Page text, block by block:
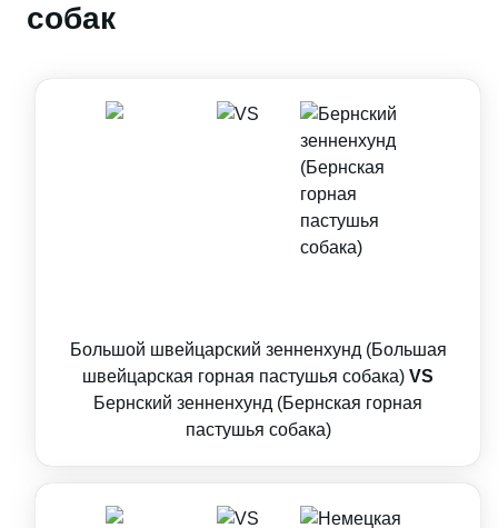
собак
Большой швейцарский зенненхунд (Большая
швейцарская горная пастушья собака) VS
Бернский зенненхунд (Бернская горная
пастушья собака)